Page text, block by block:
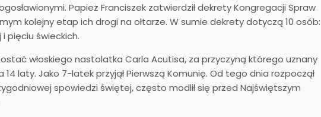
Papież Franciszek zatwierdził dekrety Kongregacji Spraw
kolejny etap ich drogi na ołtarze. W sumie dekrety dotyczą 10 osób:
pięciu świeckich.
włoskiego nastolatka Carla Acutisa, za przyczyną którego uznany
14 laty. Jako 7-latek przyjął Pierwszą Komunię. Od tego dnia rozpoczął
spowiedzi świętej, często modlił się przed Najświętszym